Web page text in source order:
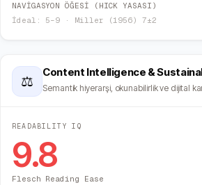
NAVİGASYON ÖĞESİ (HICK YASASI)
İdeal: 5–9 · Miller (1956) 7±2
⚖
Content Intelligence &
Semantik hiyerarşi, okunabilirlik ve dijital
READABILITY IQ
9.8
Flesch Reading Ease